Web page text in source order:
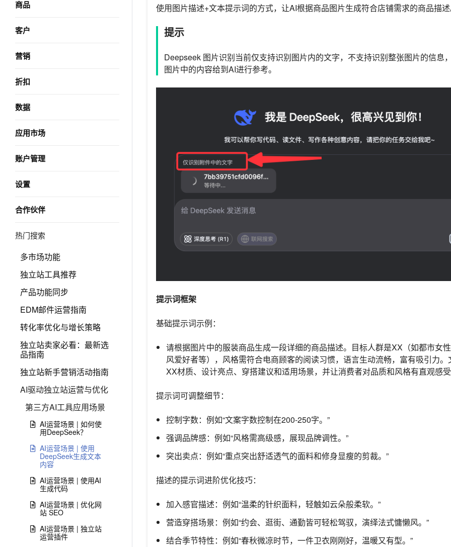
商品
客户
营销
折扣
数据
应用市场
账户管理
设置
合作伙伴
热门搜索
多市场功能
独立站工具推荐
产品功能同步
EDM邮件运营指南
转化率优化与增长策略
独立站卖家必看：最新选
品指南
独立站新手营销活动指南
AI驱动独立站运营与优化
第三方AI工具应用场景
AI运营场景 | 如何使
用DeepSeek？
AI运营场景 | 使用
DeepSeek生成文本
内容
AI运营场景 | 使用AI
生成代码
AI运营场景 | 优化网
站 SEO
AI运营场景 | 独立站
运营插件
使用图片描述+文本提示词的方式，让AI根据商品图片生成符合店铺需求的商品描
提示
Deepseek 图片识别当前仅支持识别图片内的文字，不支持识别整张图片的信息
图片中的内容给到AI进行参考。
提示词框架
基础提示词示例：
请根据图片中的服装商品生成一段详细的商品描述。目标人群是XX（如都市女
风爱好者等），风格需符合电商顾客的阅读习惯，语言生动流畅，富有吸引力
XX材质、设计亮点、穿搭建议和适用场景，并让消费者对品质和风格有直观感
提示词可调整细节：
控制字数：例如“文案字数控制在200-250字。”
强调品牌感：例如“风格需高级感，展现品牌调性。”
突出卖点：例如“重点突出舒适透气的面料和修身显瘦的剪裁。”
描述的提示词进阶优化技巧：
加入感官描述：例如“温柔的针织面料，轻触如云朵般柔软。”
营造穿搭场景：例如“约会、逛街、通勤皆可轻松驾驭，演绎法式慵懒风。”
结合季节特性：例如“春秋微凉时节，一件卫衣刚刚好，温暖又有型。”